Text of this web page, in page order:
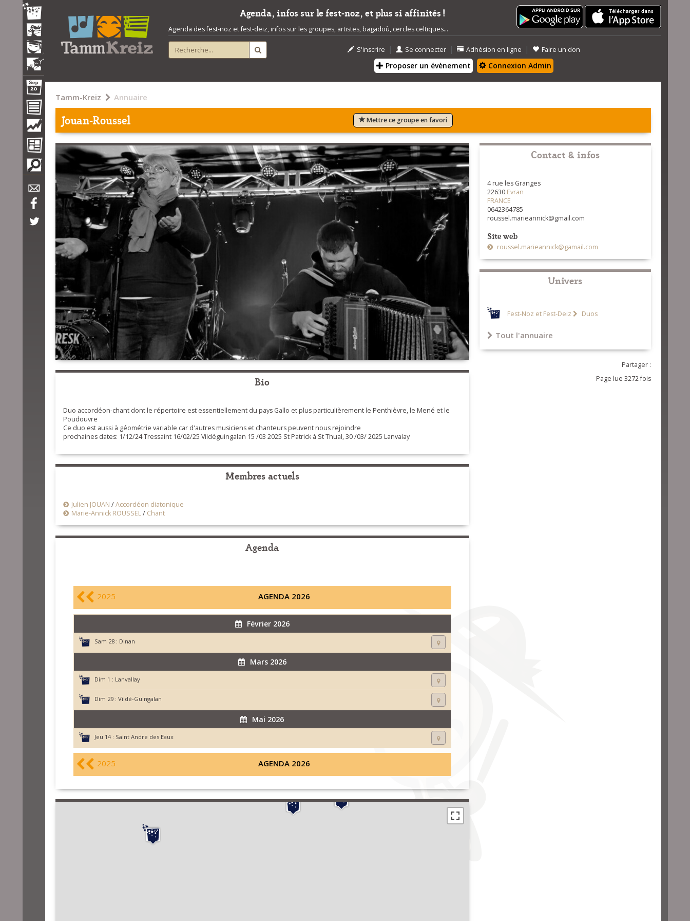
Agenda, infos sur le fest-noz, et plus si affinités !
Agenda des fest-noz et fest-deiz, infos sur les groupes, artistes, bagadoù, cercles celtiques...
S'inscrire | Se connecter | Adhésion en ligne | Faire un don
Proposer un évènement Connexion Admin
Tamm-Kreiz Annuaire
Jouan-Roussel Mettre ce groupe en favori
Bio
Duo accordéon-chant dont le répertoire est essentiellement du pays Gallo et plus particulièrement le Penthièvre, le Mené et le
Poudouvre
Ce duo est aussi à géométrie variable car d'autres musiciens et chanteurs peuvent nous rejoindre
prochaines dates: 1/12/24 Tressaint 16/02/25 Vildéguingalan 15 /03 2025 St Patrick à St Thual, 30 /03/ 2025 Lanvalay
Membres actuels
Julien JOUAN /Accordéon diatonique
Marie-Annick ROUSSEL/ Chant
Agenda
2025 AGENDA 2026
Février 2026
Sam 28 : Dinan
Mars 2026
Dim 1 : Lanvallay
Dim 29 : Vildé-Guingalan
Mai 2026
Jeu 14 : Saint Andre des Eaux
2025 AGENDA 2026
Contact & infos
4 rue les Granges
22630 Evran
FRANCE
0642364785
roussel.marieannick@gmail.com
Site web
roussel.marieannick@gamail.com
Univers
Fest-Noz et Fest-Deiz Duos
Tout l'annuaire
Partager :
Page lue 3272 fois